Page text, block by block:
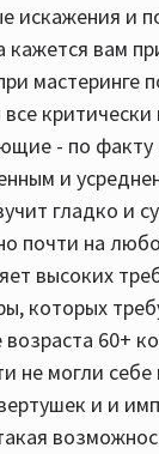
искажения и
кажется вам
мастеринге
критически
- по факту
и
гладко и
почти на
высоких
которых
60+
не могли себе
и и